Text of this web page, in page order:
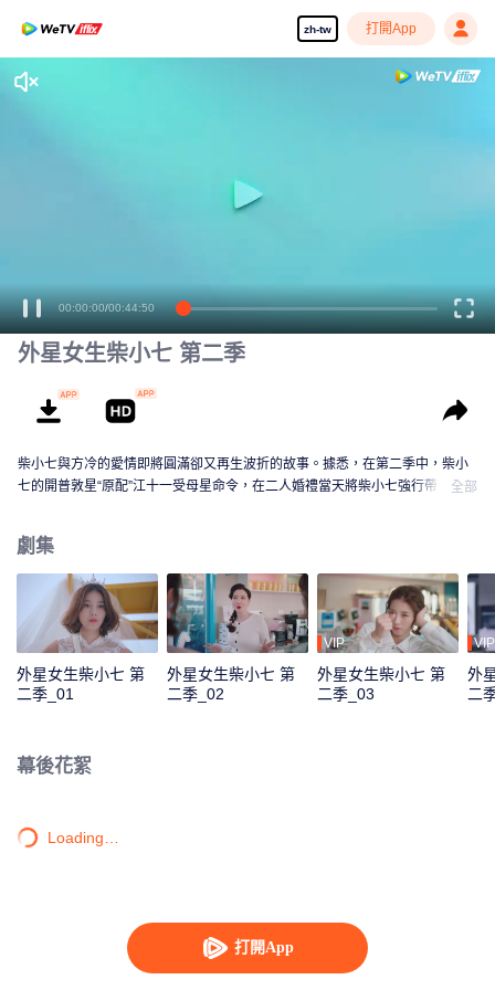
zh-tw 打開App
打開App
00:00:00/00:44:50
外星女生柴小七 第二季
柴小七與方冷的愛情即將圓滿卻又再生波折的故事。據悉，在第二季中，柴小
七的開普敦星“原配”江十一受母星命令，在二人婚禮當天將柴小七強行帶走，並
全部
劇集
外星女生柴小七 第
二季_01
外星女生柴小七 第
二季_02
VIP
外星女生柴小七 第
二季_03
VIP
外
二
幕後花絮
Loading…